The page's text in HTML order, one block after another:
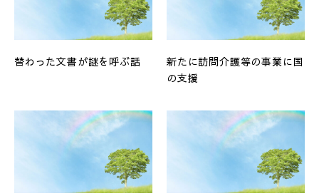
替わった文書が謎を呼ぶ話
新たに訪問介護等の事業に国
の支援